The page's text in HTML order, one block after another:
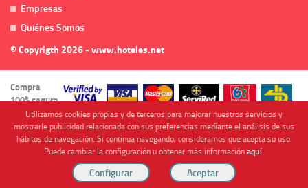
Empresas
Quiénes Somos
© Copyrigth 2026 - www.hoteles.net
Compra
100% segura
Cofinanciado por
Utilizamos cookies propias y de terceros para mejorar nuestros servicios y
mostrarle publicidad relacionada con sus preferencias mediante el análisis de sus
hábitos de navegación. Si continua navegando, consideramos que acepta su uso.
Puede cambiar la configuración u obtener más informaciónaquí.